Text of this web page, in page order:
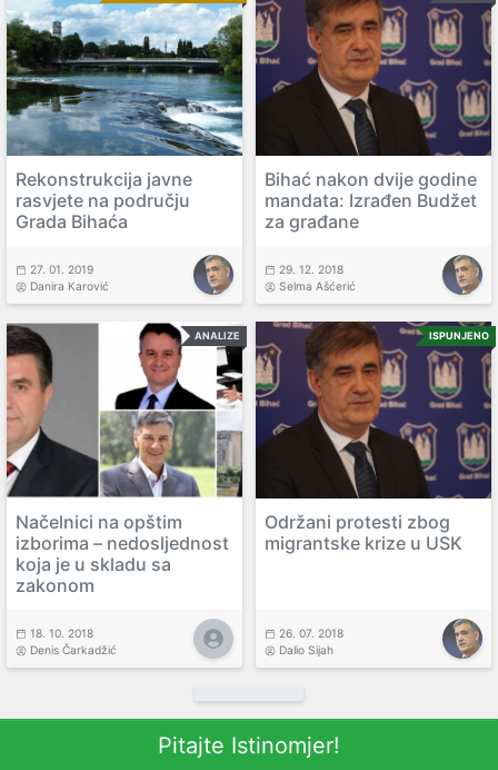
Rekonstrukcija javne
rasvjete na području
Grada Bihaća
27. 01. 2019
Danira Karović
Bihać nakon dvije godine
mandata: Izrađen Budžet
za građane
29. 12. 2018
Selma Ašćerić
ANALIZE
Načelnici na opštim
izborima – nedosljednost
koja je u skladu sa
zakonom
18. 10. 2018
Denis Čarkadžić
ISPUNJENO
Održani protesti zbog
migrantske krize u USK
26. 07. 2018
Dalio Sijah
Pitajte Istinomjer!